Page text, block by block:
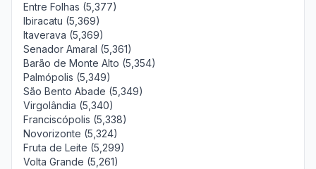
Entre Folhas (5,377)
Ibiracatu (5,369)
Itaverava (5,369)
Senador Amaral (5,361)
Barão de Monte Alto (5,354)
Palmópolis (5,349)
São Bento Abade (5,349)
Virgolândia (5,340)
Franciscópolis (5,338)
Novorizonte (5,324)
Fruta de Leite (5,299)
Volta Grande (5,261)